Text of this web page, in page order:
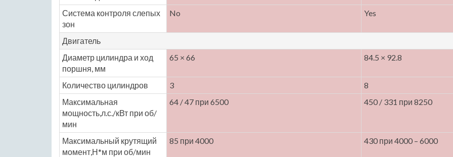
Система контроля слепых
зон
No Yes
Двигатель
Диаметр цилиндра и ход
поршня, мм
65 × 66 84.5 × 92.8
Количество цилиндров 3
8
Максимальная
мощность,л.с./кВт при об/
мин
64 / 47 при 6500 450 / 331 при 8250
Максимальный крутящий
момент,Н*м при об/мин
85 при 4000 430 при 4000 – 6000